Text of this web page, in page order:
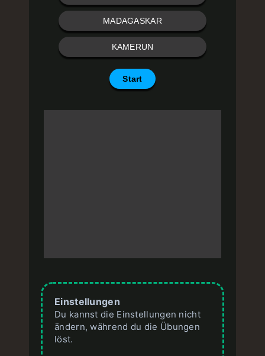
MADAGASKAR
KAMERUN
Start
Einstellungen
Du kannst die Einstellungen nicht
ändern, während du die Übungen
löst.